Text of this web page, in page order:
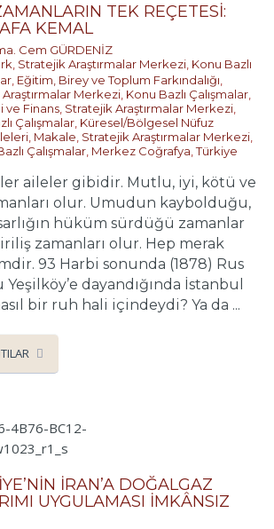
TEK REÇETESİ:
KEMAL
Cem GÜRDENİZ
Stratejik Araştırmalar Merkezi Konu Bazlı
Eğitim, Birey ve Toplum Farkındalığı
Merkezi Konu Bazlı Çalışmalar
ve Finans Stratejik Araştırmalar Merkezi
Çalışmalar Küresel/Bölgesel Nüfuz
Makale Stratejik Araştırmalar Merkezi
Çalışmalar Merkez Coğrafya ,Türkiye
aileler gibidir. Mutlu, iyi, kötü ve
olur. Umudun kaybolduğu,
hüküm sürdüğü zamanlar
zamanları olur. Hep merak
93 Harbi sonunda (1878) Rus
dayandığında İstanbul
bir ruh hali içindeydi? Ya da ...
İRAN’A DOĞALGAZ
UYGULAMASI İMKÂNSIZ